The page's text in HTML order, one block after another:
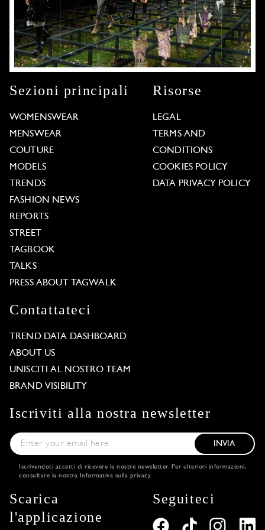
Sezioni principali
WOMENSWEAR
MENSWEAR
COUTURE
MODELS
TRENDS
FASHION NEWS
REPORTS
STREET
TAGBOOK
TALKS
PRESS ABOUT TAGWALK
Risorse
LEGAL
TERMS AND
CONDITIONS
COOKIES POLICY
DATA PRIVACY POLICY
Contattateci
TREND DATA DASHBOARD
ABOUT US
UNISCITI AL NOSTRO TEAM
BRAND VISIBILITY
Iscriviti alla nostra newsletter
INVIA
Iscrivendoti accetti di ricevere le nostre newsletter. Per ulteriori informazioni,
consultare la nostra
Informativa sulla privacy.
Scarica
l'applicazione
Seguiteci